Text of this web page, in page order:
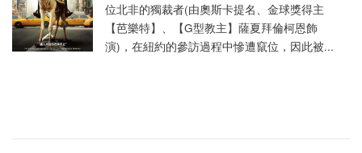
位北非的獨裁者(由奧斯卡提名、金球獎得主
【芭樂特】、【G型教主】薩夏拜倫柯恩飾
演)，在紐約的參訪過程中慘遭竄位，因此被...